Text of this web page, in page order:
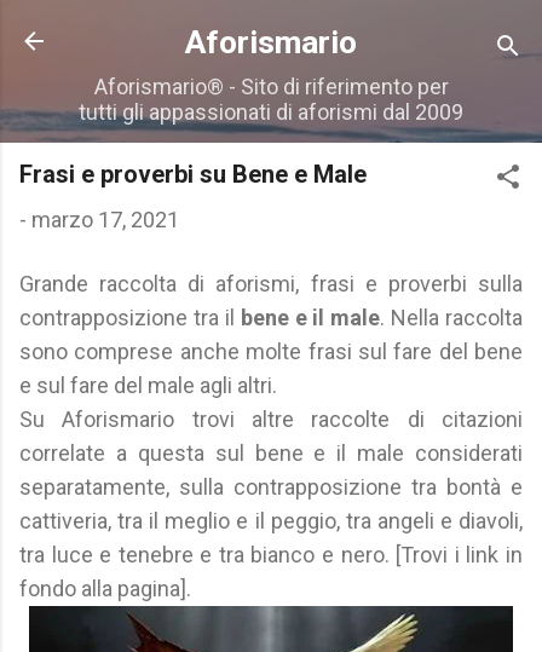
Passa ai contenuti principali
Aforismario
Aforismario® - Sito di riferimento per
tutti gli appassionati di aforismi dal 2009
Frasi e proverbi su Bene e Male
- marzo 17, 2021
Grande raccolta di aforismi, frasi e proverbi sulla
contrapposizione tra il
bene e il male. Nella raccolta
sono comprese anche molte frasi sul fare del bene
e sul fare del male agli altri.
Su Aforismario trovi altre raccolte di citazioni
correlate a questa sul bene e il male considerati
separatamente, sulla contrapposizione tra bontà e
cattiveria, tra il meglio e il peggio, tra angeli e diavoli,
tra luce e tenebre e tra bianco e nero. [Trovi i link in
fondo alla pagina].